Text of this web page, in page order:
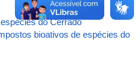
do Cerrado
bioativos de espécies do